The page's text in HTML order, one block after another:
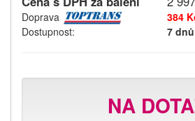
Doprava
384
Dostupnost:
7 dnů
NA